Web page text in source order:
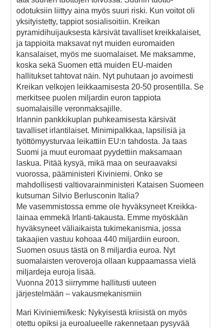
odotuksiin liittyy aina myös suuri riski. Kun voitot oli
yksityistetty, tappiot sosialisoitiin. Kreikan
pyramidihuijauksesta kärsivät tavalliset kreikkalaiset,
ja tappioita maksavat nyt muiden euromaiden
kansalaiset, myös me suomalaiset. Me maksamme,
koska sekä Suomen että muiden EU-maiden
hallitukset tahtovat näin. Nyt puhutaan jo avoimesti
Kreikan velkojen leikkaamisesta 20-50 prosentilla. Se
merkitsee puolen miljardin euron tappiota
suomalaisille veronmaksajille.
Irlannin pankkikuplan puhkeamisesta kärsivät
tavalliset irlantilaiset. Minimipalkkaa, lapsilisiä ja
työttömyysturvaa leikattiin EU:n tahdosta. Ja taas
Suomi ja muut euromaat pyydettiin maksamaan
laskua. Pitää kysyä, mikä maa on seuraavaksi
vuorossa, pääministeri Kiviniemi. Onko se
mahdollisesti valtiovarainministeri Kataisen Suomeen
kutsuman Silvio Berlusconin Italia?
Me vasemmistossa emme ole hyväksyneet Kreikka-
lainaa emmekä Irlanti-takausta. Emme myöskään
hyväksyneet väliaikaista tukimekanismia, jossa
takaajien vastuu kohoaa 440 miljardiin euroon.
Suomen osuus tästä on 8 miljardia euroa. Nyt
suomalaisten veroveroja ollaan kuppaamassa vielä
miljardeja euroja lisää.
Vuonna 2013 siirrymme hallitusti uuteen
järjestelmään – vakausmekanismiin
Mari Kiviniemi/kesk: Nykyisestä kriisistä on myös
otettu opiksi ja euroalueelle rakennetaan pysyvää